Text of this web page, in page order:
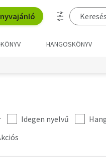
HANGOSKÖNYV
Idegen nyelvű